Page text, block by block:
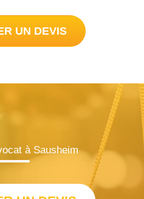
UN DEVIS
à Sausheim